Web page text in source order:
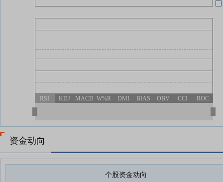
RSI KDJ MACD W%R DMI BIAS OBV CCI ROC
资金动向
个股资金动向